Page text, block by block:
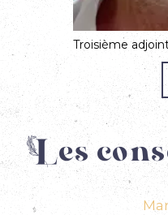
Troisième
Les